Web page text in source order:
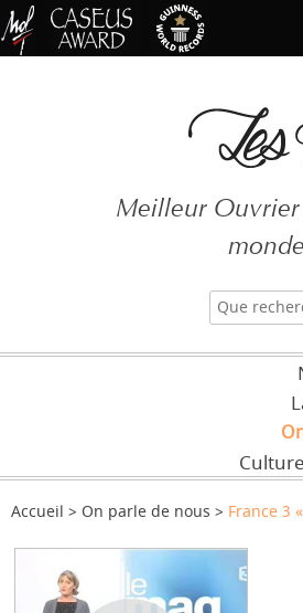
Meilleur
Accueil On parle de nous France 3